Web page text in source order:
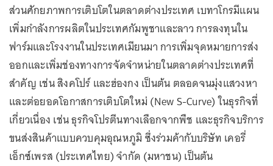
ส่วนศักยภาพการเติบโตในตลาดต่างประเทศ เบทาโกรมีแผน
เพิ่มกำลังการผลิตในประเทศกัมพูชาและลาว การลงทุนใน
ฟาร์มและโรงงานในประเทศเมียนมา การเพิ่มจุดหมายการส่ง
ออกและเพิ่มช่องทางการจัดจำหน่ายในตลาดต่างประเทศที่
สำคัญ เช่น สิงคโปร์ และฮ่องกง เป็นต้น ตลอดจนมุ่งแสวงหา
และต่อยอดโอกาสการเติบโตใหม่ (New S-Curve) ในธุรกิจที่
เกี่ยวเนื่อง เช่น ธุรกิจโปรตีนทางเลือกจากพืช และธุรกิจบริการ
ขนส่งสินค้าแบบควบคุมอุณหภูมิ ซึ่งร่วมค้ากับบริษัท เคอรี่
เอ็กซ์เพรส (ประเทศไทย) จำกัด (มหาชน) เป็นต้น